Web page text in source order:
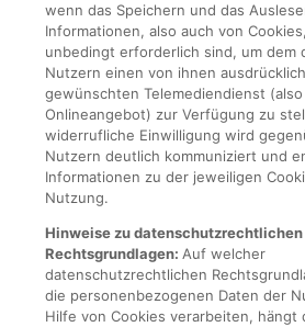
wenn das Speichern und das
Informationen, also auch von Cookies,
unbedingt erforderlich sind, um dem
Nutzern einen von ihnen ausdrücklich
gewünschten Telemediendienst
Onlineangebot) zur Verfügung zu
widerrufliche Einwilligung wird
Nutzern deutlich kommuniziert und
Informationen zu der jeweiligen
Nutzung.
Hinweise zu datenschutzrechtlichen
Rechtsgrundlagen: Auf welcher
datenschutzrechtlichen
die personenbezogenen Daten der
Hilfe von Cookies verarbeiten, hängt